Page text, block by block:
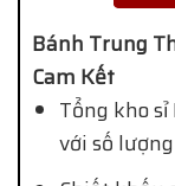
Bánh Trung
Cam Kết
Tổng kho
với số